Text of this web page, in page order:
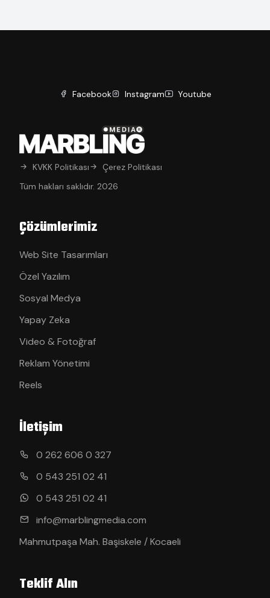
Facebook Instagram Youtube
KVKK Politikası
Çerez Politikası
Tüm hakları saklıdır. 2026
Çözümlerimiz
Web Site Tasarımları
Özel Yazılım
Sosyal Medya
Yapay Zeka
Video & Fotoğraf
Reklam Yönetimi
Reels
İletişim
0 262 606 0 327
0 543 251 02 41
0 543 251 02 41
info@marblingmedia.com
Mahmutpaşa Mah. Başiskele / Kocaeli
Teklif Alın